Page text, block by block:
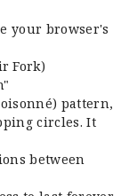
your browser's
Fork)
pattern,
circles. It
between